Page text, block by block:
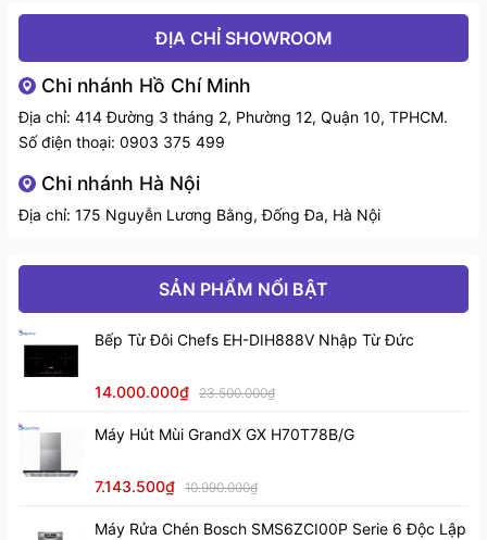
Màng lọc được thiết kế dễ dàng lau chùi
Màng lọc có thể rửa bằng máy rửa chén
Khoảng cách lắp đặt tối thiểu đến bếp gas: 65 cm
Lựa chọn chế độ hút đẩy trực tiếp ra ngoài hoặc tuần
hoàn bằng than hoạt tính
2 x 50W
Điện áp (V) 220
Kích thước sản
phẩm (mm)
Thuế VAT CHƯA CÓ VAT
ĐỊA CHỈ SHOWROOM
Chi nhánh Hồ Chí Minh
Địa chỉ: 414 Đường 3 tháng 2, Phường 12, Quận 10, TPHCM.
Số điện thoại: 0903 375 499
Chi nhánh Hà Nội
Địa chỉ: 175 Nguyễn Lương Bằng, Đống Đa, Hà Nội
SẢN PHẨM NỔI BẬT
Bếp Từ Đôi Chefs EH-DIH888V Nhập Từ Đức
14.000.000₫ 23.500.000₫
Máy Hút Mùi GrandX GX H70T78B/G
7.143.500₫ 10.990.000₫
Máy Rửa Chén Bosch SMS6ZCI00P Serie 6 Độc Lập